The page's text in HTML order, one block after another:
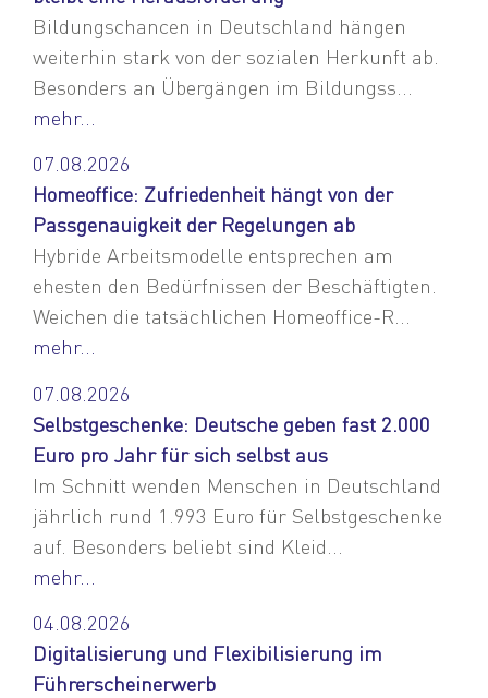
Bildungschancen in Deutschland hängen
weiterhin stark von der sozialen Herkunft ab.
Besonders an Übergängen im Bildungss...
mehr...
07.08.2026
Homeoffice: Zufriedenheit hängt von der
Passgenauigkeit der Regelungen ab
Hybride Arbeitsmodelle entsprechen am
ehesten den Bedürfnissen der Beschäftigten.
Weichen die tatsächlichen Homeoffice-R...
mehr...
07.08.2026
Selbstgeschenke: Deutsche geben fast 2.000
Euro pro Jahr für sich selbst aus
Im Schnitt wenden Menschen in Deutschland
jährlich rund 1.993 Euro für Selbstgeschenke
auf. Besonders beliebt sind Kleid...
mehr...
04.08.2026
Digitalisierung und Flexibilisierung im
Führerscheinerwerb